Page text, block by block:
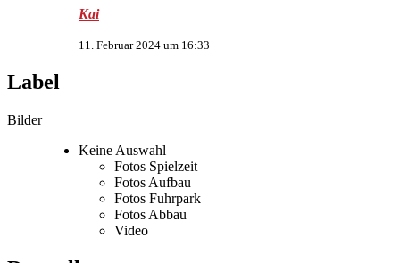
Kai
11. Februar 2024 um 16:33
Label
Bilder
Keine Auswahl
Fotos Spielzeit
Fotos Aufbau
Fotos Fuhrpark
Fotos Abbau
Video